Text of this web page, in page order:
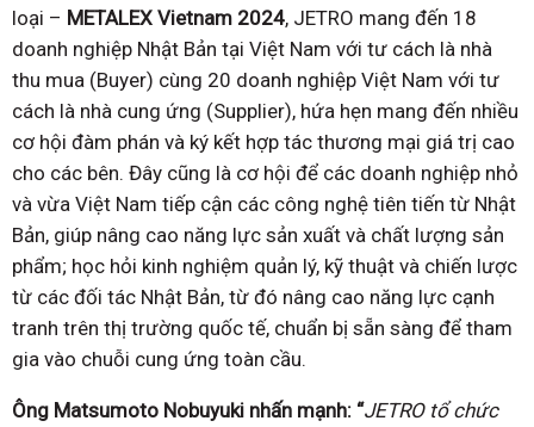
loại – METALEX Vietnam 2024, JETRO mang đến 18
doanh nghiệp Nhật Bản tại Việt Nam với tư cách là nhà
thu mua (Buyer) cùng 20 doanh nghiệp Việt Nam với tư
cách là nhà cung ứng (Supplier), hứa hẹn mang đến nhiều
cơ hội đàm phán và ký kết hợp tác thương mại giá trị cao
cho các bên. Đây cũng là cơ hội để các doanh nghiệp nhỏ
và vừa Việt Nam tiếp cận các công nghệ tiên tiến từ Nhật
Bản, giúp nâng cao năng lực sản xuất và chất lượng sản
phẩm; học hỏi kinh nghiệm quản lý, kỹ thuật và chiến lược
từ các đối tác Nhật Bản, từ đó nâng cao năng lực cạnh
tranh trên thị trường quốc tế, chuẩn bị sẵn sàng để tham
gia vào chuỗi cung ứng toàn cầu.
Ông Matsumoto Nobuyuki nhấn mạnh: “JETRO tổ chức